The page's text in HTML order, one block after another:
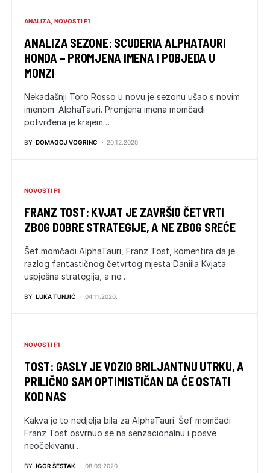
ANALIZA NOVOSTI F1
ANALIZA SEZONE: SCUDERIA ALPHATAURI
HONDA – PROMJENA IMENA I POBJEDA U
MONZI
Nekadašnji Toro Rosso u novu je sezonu ušao s novim
imenom: AlphaTauri. Promjena imena momčadi
potvrđena je krajem…
BY DOMAGOJ VOGRINC 20.12.2020.
NOVOSTI F1
FRANZ TOST: KVJAT JE ZAVRŠIO ČETVRTI
ZBOG DOBRE STRATEGIJE, A NE ZBOG SREĆE
Šef momčadi AlphaTauri, Franz Tost, komentira da je
razlog fantastičnog četvrtog mjesta Daniila Kvjata
uspješna strategija, a ne…
BY LUKA TUNJIĆ 04.11.2020.
NOVOSTI F1
TOST: GASLY JE VOZIO BRILJANTNU UTRKU, A
PRILIČNO SAM OPTIMISTIČAN DA ĆE OSTATI
KOD NAS
Kakva je to nedjelja bila za AlphaTauri. Šef momčadi
Franz Tost osvrnuo se na senzacionalnu i posve
neočekivanu…
BY IGOR ŠESTAK 08.09.2020.